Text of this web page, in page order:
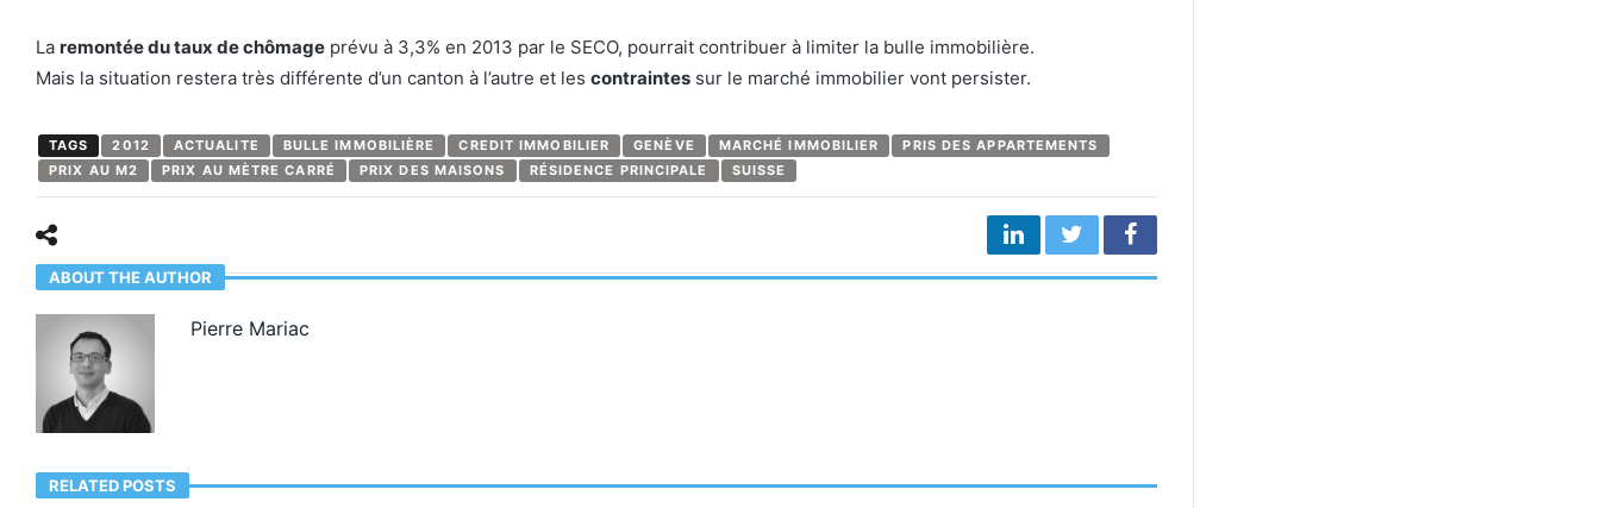
La remontée du taux de chômage prévu à 3,3% en 2013 par le SECO, pourrait contribuer à limiter la bulle immobilière.
Mais la situation restera très différente d’un canton à l’autre et les contraintes sur le marché immobilier vont persister.
TAGS 2012 ACTUALITE BULLE IMMOBILIÈRE CREDIT IMMOBILIER GENÈVE MARCHÉ IMMOBILIER
PRIS DES APPARTEMENTS
PRIX AU M2
PRIX AU MÈTRE CARRÉ PRIX DES MAISONS RÉSIDENCE PRINCIPALE SUISSE
ABOUT THE AUTHOR
Pierre Mariac
RELATED POSTS